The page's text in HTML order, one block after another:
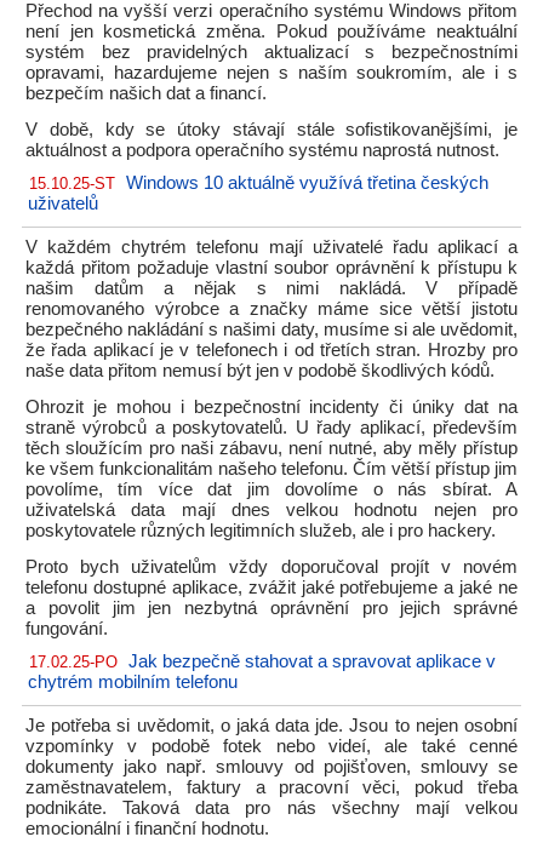
Přechod na vyšší verzi operačního systému Windows přitom
není jen kosmetická změna. Pokud používáme neaktuální
systém bez pravidelných aktualizací s bezpečnostními
opravami, hazardujeme nejen s naším soukromím, ale i s
bezpečím našich dat a financí.
V době, kdy se útoky stávají stále sofistikovanějšími, je
aktuálnost a podpora operačního systému naprostá nutnost.
15.10.25-ST Windows 10 aktuálně využívá třetina českých
uživatelů
V každém chytrém telefonu mají uživatelé řadu aplikací a
každá přitom požaduje vlastní soubor oprávnění k přístupu k
našim datům a nějak s nimi nakládá. V případě
renomovaného výrobce a značky máme sice větší jistotu
bezpečného nakládání s našimi daty, musíme si ale uvědomit,
že řada aplikací je v telefonech i od třetích stran. Hrozby pro
naše data přitom nemusí být jen v podobě škodlivých kódů.
Ohrozit je mohou i bezpečnostní incidenty či úniky dat na
straně výrobců a poskytovatelů. U řady aplikací, především
těch sloužícím pro naši zábavu, není nutné, aby měly přístup
ke všem funkcionalitám našeho telefonu. Čím větší přístup jim
povolíme, tím více dat jim dovolíme o nás sbírat. A
uživatelská data mají dnes velkou hodnotu nejen pro
poskytovatele různých legitimních služeb, ale i pro hackery.
Proto bych uživatelům vždy doporučoval projít v novém
telefonu dostupné aplikace, zvážit jaké potřebujeme a jaké ne
a povolit jim jen nezbytná oprávnění pro jejich správné
fungování.
17.02.25-PO Jak bezpečně stahovat a spravovat aplikace v
chytrém mobilním telefonu
Je potřeba si uvědomit, o jaká data jde. Jsou to nejen osobní
vzpomínky v podobě fotek nebo videí, ale také cenné
dokumenty jako např. smlouvy od pojišťoven, smlouvy se
zaměstnavatelem, faktury a pracovní věci, pokud třeba
podnikáte. Taková data pro nás všechny mají velkou
emocionální i finanční hodnotu.